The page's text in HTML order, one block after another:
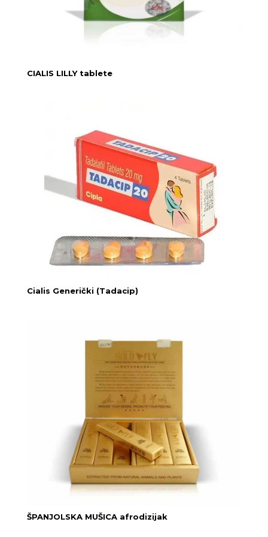
CIALIS LILLY tablete
Cialis Generički (Tadacip)
ŠPANJOLSKA MUŠICA afrodizijak